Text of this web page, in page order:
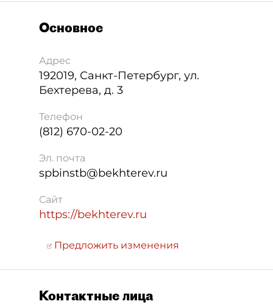
Основное
Адрес
192019, Санкт-Петербург, ул.
Бехтерева, д. 3
Телефон
(812) 670-02-20
Эл. почта
spbinstb@bekhterev.ru
Сайт
https://bekhterev.ru
Предложить изменения
Контактные лица